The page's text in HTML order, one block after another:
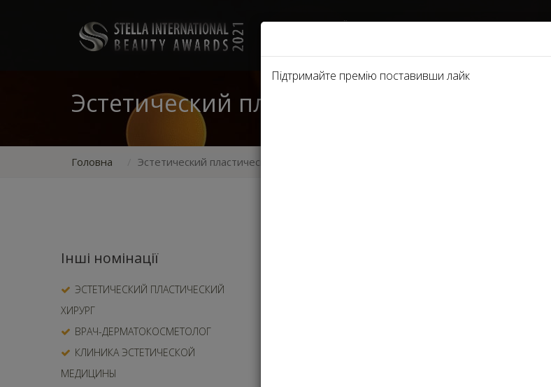
НОМІНАЦІЇ ПАРТНЕРИ 2021 ПРО ПРЕМІЮ
Эстетический пластический хирург
Головна Эстетический пластический хирург
Інші номінації
ЭСТЕТИЧЕСКИЙ ПЛАСТИЧЕСКИЙ
ХИРУРГ
ВРАЧ-ДЕРМАТОКОСМЕТОЛОГ
КЛИНИКА ЭСТЕТИЧЕСКОЙ
МЕДИЦИНЫ
Номинируются высококвалифицированные
пользуетесь высоким доверием клиентов,
располагаете инновационным оснащением и
Підтримайте премію поставивши лайк